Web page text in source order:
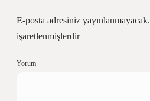
E-posta adresiniz yayınlanmayacak.
işaretlenmişlerdir
Yorum